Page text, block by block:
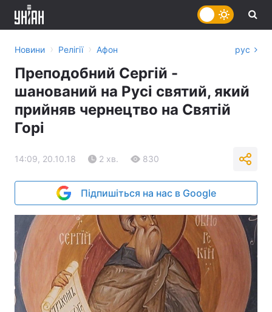
Новини › Релігії › Афон рус
Преподобний Сергій -
шанований на Русі святий, який
прийняв чернецтво на Святій
Горі
14:09, 20.10.18 2 хв. 830
Підпишіться на нас в Google